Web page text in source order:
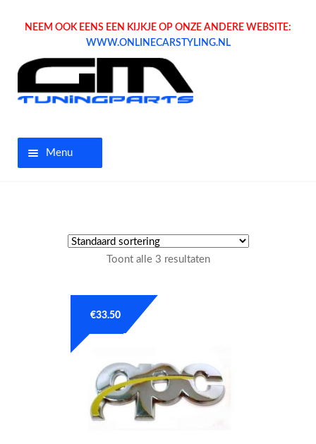
NEEM OOK EENS EEN KIJKJE OP ONZE ANDERE WEBSITE:
WWW.ONLINECARSTYLING.NL
Menu
Tuning parts
OPC Line
Bedrijfswagen parts
Toont alle 3 resultaten
€33.50